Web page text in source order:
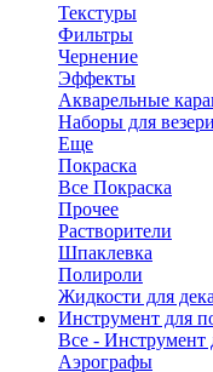
Текстуры
Фильтры
Чернение
Эффекты
Акварельные
Наборы для
Еще
Покраска
Все Покраска
Прочее
Растворители
Шпаклевка
Полироли
Жидкости для
Инструмент для
Все - Инструмент
Аэрографы